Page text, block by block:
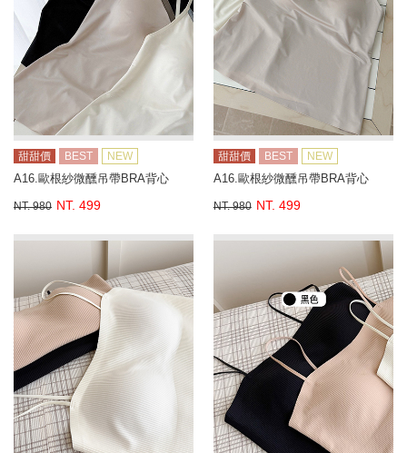
甜甜價 BEST NEW
A16.歐根紗微醺吊帶BRA背心
NT. 980 NT. 499
甜甜價 BEST NEW
A16.歐根紗微醺吊帶BRA背心
NT. 980 NT. 499